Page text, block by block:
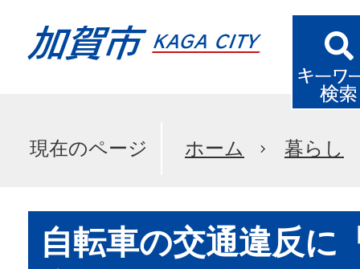
現在のページ ホーム 暮らし
自転車の交通違反に